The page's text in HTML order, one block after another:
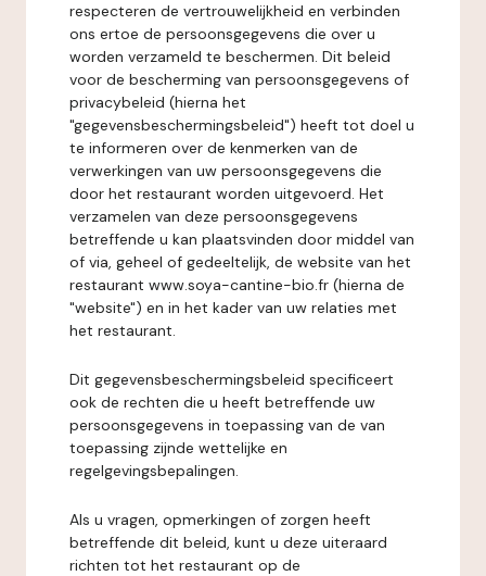
respecteren de vertrouwelijkheid en verbinden
ons ertoe de persoonsgegevens die over u
worden verzameld te beschermen. Dit beleid
voor de bescherming van persoonsgegevens of
privacybeleid (hierna het
"gegevensbeschermingsbeleid") heeft tot doel u
te informeren over de kenmerken van de
verwerkingen van uw persoonsgegevens die
door het restaurant worden uitgevoerd. Het
verzamelen van deze persoonsgegevens
betreffende u kan plaatsvinden door middel van
of via, geheel of gedeeltelijk, de website van het
restaurant www.soya-cantine-bio.fr (hierna de
"website") en in het kader van uw relaties met
het restaurant.
Dit gegevensbeschermingsbeleid specificeert
ook de rechten die u heeft betreffende uw
persoonsgegevens in toepassing van de van
toepassing zijnde wettelijke en
regelgevingsbepalingen.
Als u vragen, opmerkingen of zorgen heeft
betreffende dit beleid, kunt u deze uiteraard
richten tot het restaurant op de